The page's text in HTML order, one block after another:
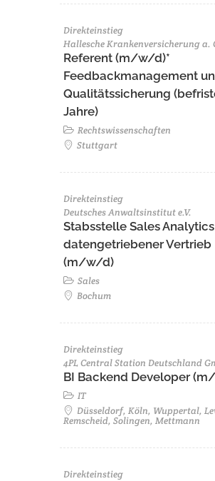
Direkteinstieg
Hallesche Krankenversicherung a.
Referent (m/w/d)*
Feedbackmanagement
Qualitätssicherung
Jahre)
Rechtswissenschaften
Stuttgart
Direkteinstieg
Deutsches Anwaltsinstitut e.V.
Stabsstelle Sales
datengetriebener Vertrieb
(m/w/d)
Sales
Bochum
Direkteinstieg
4PL Central Station Deutschland
BI Backend Developer
IT
Düsseldorf, Köln, Wuppertal,
Remscheid, Solingen, Mettmann
Direkteinstieg